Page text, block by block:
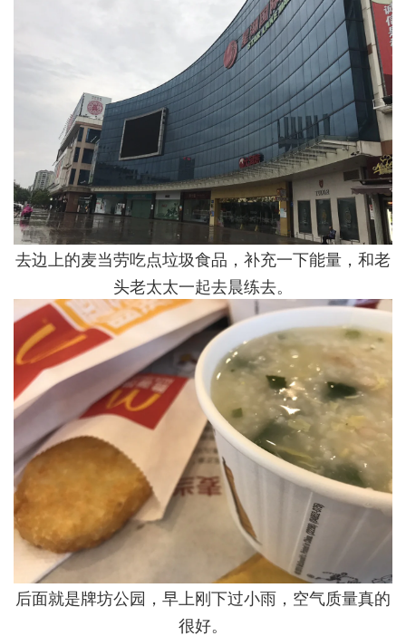
去边上的麦当劳吃点垃圾食品，补充一下能量，和老
头老太太一起去晨练去。
后面就是牌坊公园，早上刚下过小雨，空气质量真的
很好。